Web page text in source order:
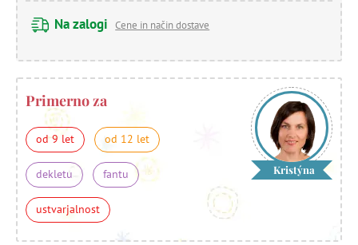
Na zalogi Cene in način dostave
Primerno za
od 9 let od 12 let
dekletu fantu
ustvarjalnost
Kristýna